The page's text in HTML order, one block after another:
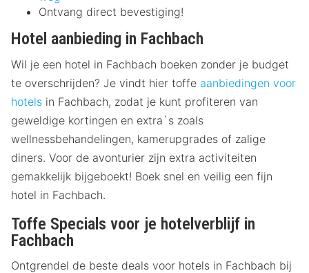
Ontvang direct bevestiging!
Hotel aanbieding in Fachbach
Wil je een hotel in Fachbach boeken zonder je budget
te overschrijden? Je vindt hier toffe aanbiedingen voor
hotels in Fachbach, zodat je kunt profiteren van
geweldige kortingen en extra`s zoals
wellnessbehandelingen, kamerupgrades of zalige
diners. Voor de avonturier zijn extra activiteiten
gemakkelijk bijgeboekt! Boek snel en veilig een fijn
hotel in Fachbach.
Toffe Specials voor je hotelverblijf in
Fachbach
Ontgrendel de beste deals voor hotels in Fachbach bij